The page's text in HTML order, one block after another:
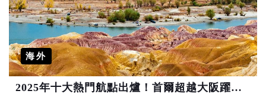
海外
2025年十大熱門航點出爐！首爾超越大阪躍居第2 「潛力寶藏城市」包括青森、烏魯木齊